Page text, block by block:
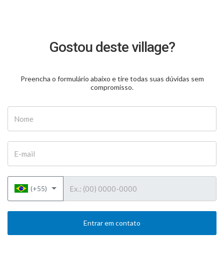
Gostou deste village?
Preencha o formulário abaixo e tire todas suas dúvidas sem
compromisso.
(+55)
Entrar em contato